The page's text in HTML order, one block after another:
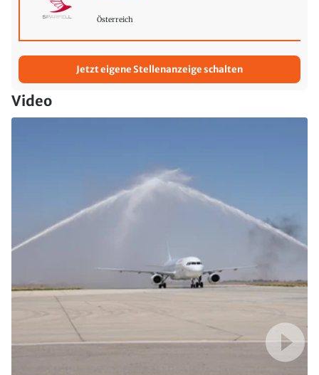
Österreich
Jetzt eigene Stellenanzeige schalten
Video